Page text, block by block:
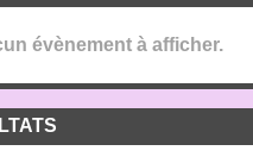
évènement à afficher.